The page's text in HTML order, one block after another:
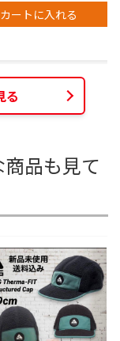
カートに入れる
る
品も見て